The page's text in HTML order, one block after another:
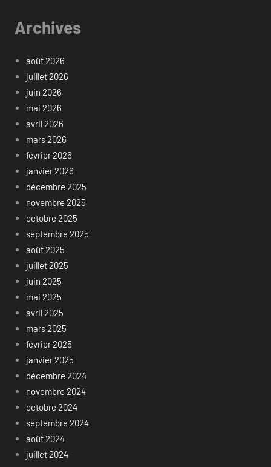
Archives
août 2026
juillet 2026
juin 2026
mai 2026
avril 2026
mars 2026
février 2026
janvier 2026
décembre 2025
novembre 2025
octobre 2025
septembre 2025
août 2025
juillet 2025
juin 2025
mai 2025
avril 2025
mars 2025
février 2025
janvier 2025
décembre 2024
novembre 2024
octobre 2024
septembre 2024
août 2024
juillet 2024